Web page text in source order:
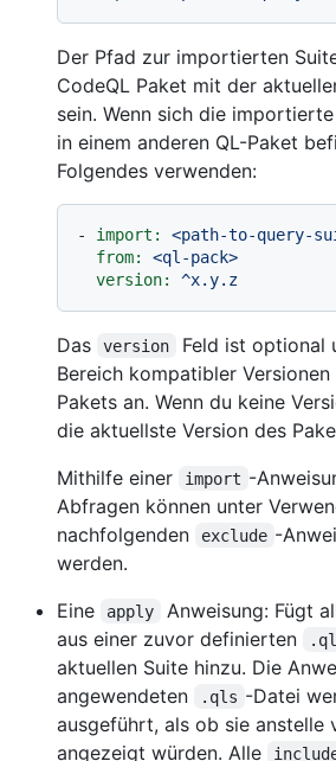
Der Pfad zur importierten
CodeQL Paket mit der
sein. Wenn sich die
in einem anderen QL-Paket
Folgendes verwenden:
- import:
<path-to-query-
from:
<ql-pack>
version:
^x.y.z
Das version
Feld ist optional
Bereich kompatibler Versionen
Pakets an. Wenn du keine
die aktuellste Version des
Mithilfe einer
import -
Abfragen können unter
nachfolgenden
exclude -
werden.
Eine
apply
Anweisung: Fügt
aus einer zuvor definierten
aktuellen Suite hinzu. Die
angewendeten
.qls -Datei
ausgeführt, als ob sie anstelle
angezeigt würden. Alle